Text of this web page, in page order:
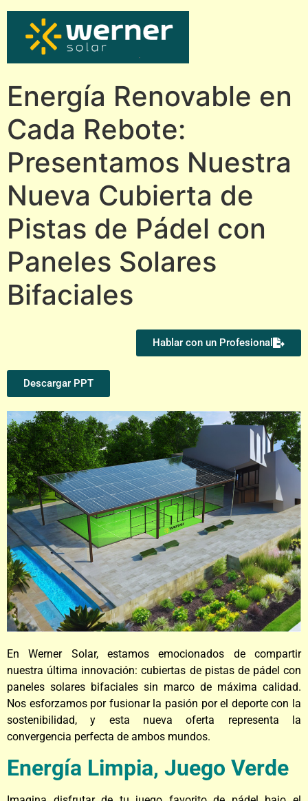
Energía Renovable en
Cada Rebote:
Presentamos Nuestra
Nueva Cubierta de
Pistas de Pádel con
Paneles Solares
Bifaciales
Hablar con un Profesional
Descargar PPT
En Werner Solar, estamos emocionados de compartir
nuestra última innovación: cubiertas de pistas de pádel con
paneles solares bifaciales sin marco de máxima calidad.
Nos esforzamos por fusionar la pasión por el deporte con la
sostenibilidad, y esta nueva oferta representa la
convergencia perfecta de ambos mundos.
Energía Limpia, Juego Verde